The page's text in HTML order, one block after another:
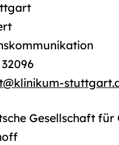
@klinikum-
Gesellschaft